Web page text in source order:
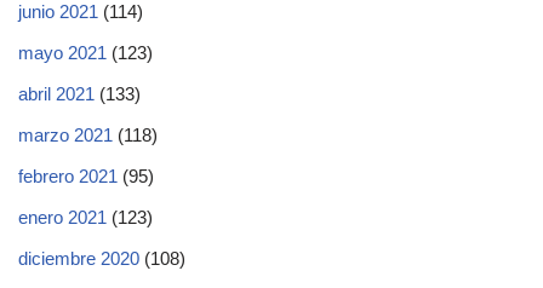
junio 2021 (114)
mayo 2021 (123)
abril 2021 (133)
marzo 2021 (118)
febrero 2021 (95)
enero 2021 (123)
diciembre 2020 (108)